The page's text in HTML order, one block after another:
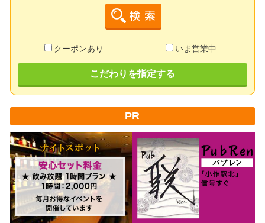
クーポンあり いま営業中
こだわりを指定する
PR